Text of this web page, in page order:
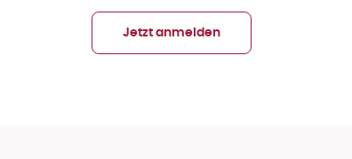
Jetzt anmelden